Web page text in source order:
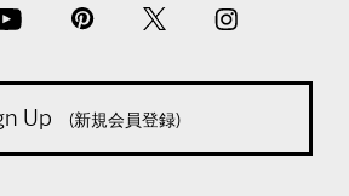
Up (新規会員登録)